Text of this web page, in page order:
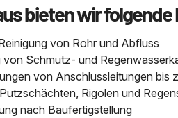
bieten wir
von Rohr und Abfluss
von Schmutz- und
von Anschlussleitungen bis
Rigolen und
nach Baufertigstellung